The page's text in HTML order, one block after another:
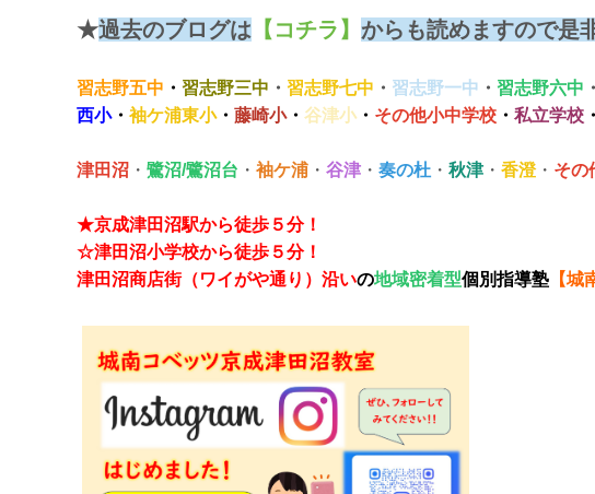
★過去のブログは 【コチラ】 からも読めますので是
習志野五中 ・ 習志野三中 ・ 習志野七中 ・ 習志野一中 ・ 習志野六中
西小・ 袖ケ浦東小・ 藤崎小・ 谷津小・ その他小中学校 ・ 私立学校
津田沼 ・ 鷺沼/鷺沼台 ・ 袖ケ浦 ・ 谷津 ・ 奏の杜 ・ 秋津・ 香澄・ その
★京成津田沼駅から徒歩５分！
☆津田沼小学校から徒歩５分！
津田沼商店街（ワイがや通り）沿いの地域密着型個別指導塾 【